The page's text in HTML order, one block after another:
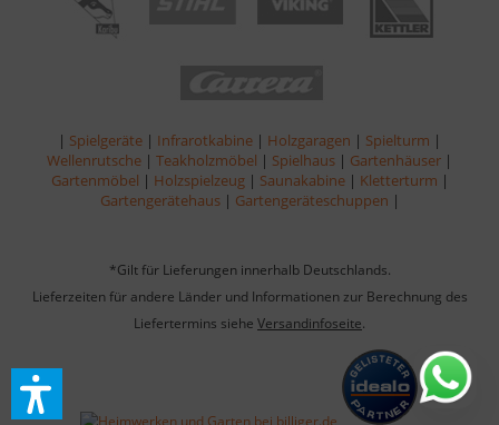
| Spielgeräte | Infrarotkabine | Holzgaragen | Spielturm |
Wellenrutsche | Teakholzmöbel | Spielhaus | Gartenhäuser |
Gartenmöbel | Holzspielzeug | Saunakabine | Kletterturm |
Gartengerätehaus | Gartengeräteschuppen |
*Gilt für Lieferungen innerhalb Deutschlands.
Lieferzeiten für andere Länder und Informationen zur Berechnung des
Liefertermins siehe Versandinfoseite.